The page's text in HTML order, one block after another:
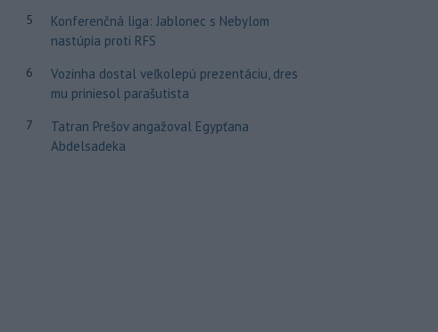
5
Konferenčná liga: Jablonec s Nebylom
nastúpia proti RFS
6
Vozinha dostal veľkolepú prezentáciu, dres
mu priniesol parašutista
7
Tatran Prešov angažoval Egypťana
Abdelsadeka